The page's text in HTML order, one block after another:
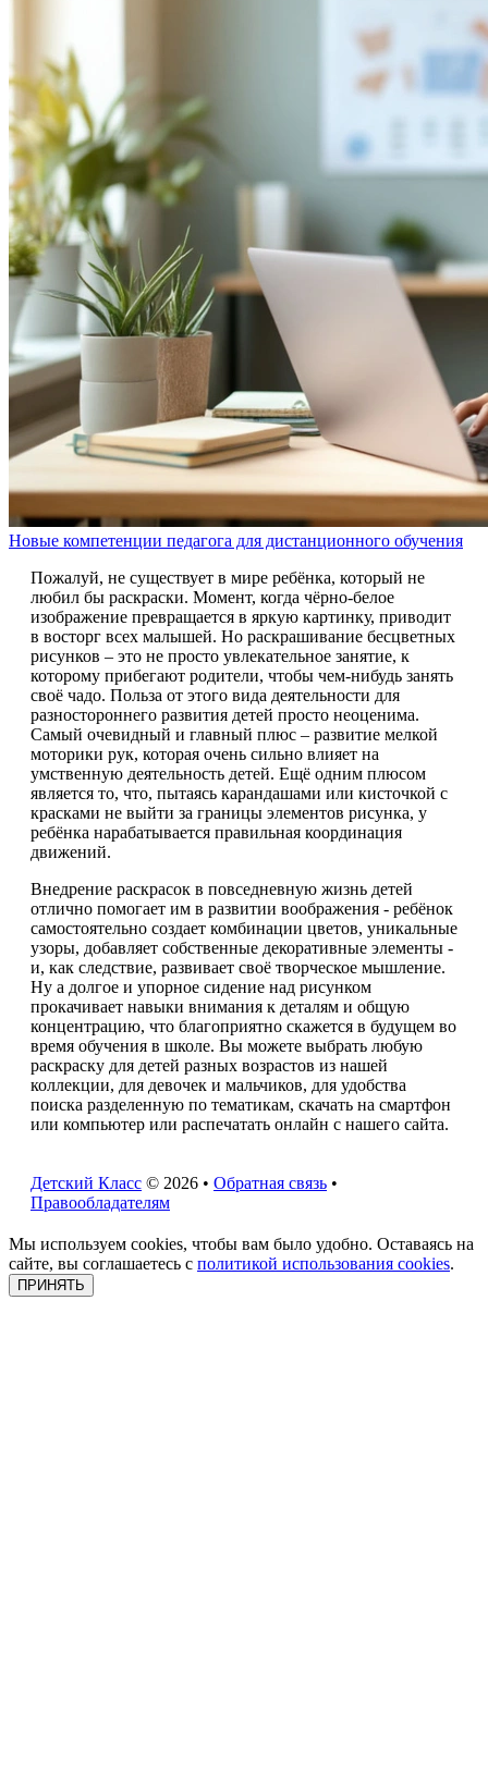
Новые компетенции педагога для дистанционного обучения
Пожалуй, не существует в мире ребёнка, который не
любил бы раскраски. Момент, когда чёрно-белое
изображение превращается в яркую картинку, приводит
в восторг всех малышей. Но раскрашивание бесцветных
рисунков – это не просто увлекательное занятие, к
которому прибегают родители, чтобы чем-нибудь занять
своё чадо. Польза от этого вида деятельности для
разностороннего развития детей просто неоценима.
Самый очевидный и главный плюс – развитие мелкой
моторики рук, которая очень сильно влияет на
умственную деятельность детей. Ещё одним плюсом
является то, что, пытаясь карандашами или кисточкой с
красками не выйти за границы элементов рисунка, у
ребёнка нарабатывается правильная координация
движений.
Внедрение раскрасок в повседневную жизнь детей
отлично помогает им в развитии воображения - ребёнок
самостоятельно создает комбинации цветов, уникальные
узоры, добавляет собственные декоративные элементы -
и, как следствие, развивает своё творческое мышление.
Ну а долгое и упорное сидение над рисунком
прокачивает навыки внимания к деталям и общую
концентрацию, что благоприятно скажется в будущем во
время обучения в школе. Вы можете выбрать любую
раскраску для детей разных возрастов из нашей
коллекции, для девочек и мальчиков, для удобства
поиска разделенную по тематикам, скачать на смартфон
или компьютер или распечатать онлайн с нашего сайта.
Детский Класс © 2026 • Обратная связь •
Правообладателям
Мы используем cookies, чтобы вам было удобно. Оставаясь на
сайте, вы соглашаетесь с политикой использования cookies.
ПРИНЯТЬ